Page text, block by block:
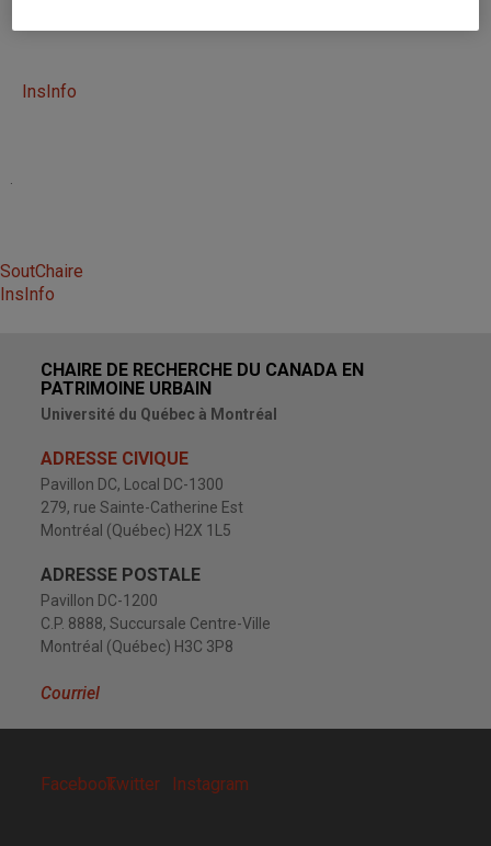
InsInfo
SoutChaire
InsInfo
CHAIRE DE RECHERCHE DU CANADA EN
PATRIMOINE URBAIN
Université du Québec à Montréal
ADRESSE CIVIQUE
Pavillon DC, Local DC-1300
279, rue Sainte-Catherine Est
Montréal (Québec) H2X 1L5
ADRESSE POSTALE
Pavillon DC-1200
C.P. 8888, Succursale Centre-Ville
Montréal (Québec) H3C 3P8
Courriel
FacebookTwitter Instagram